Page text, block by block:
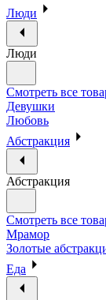
Люди
Люди
Смотреть все
Девушки
Любовь
Абстракция
Абстракция
Смотреть все
Мрамор
Золотые
Еда